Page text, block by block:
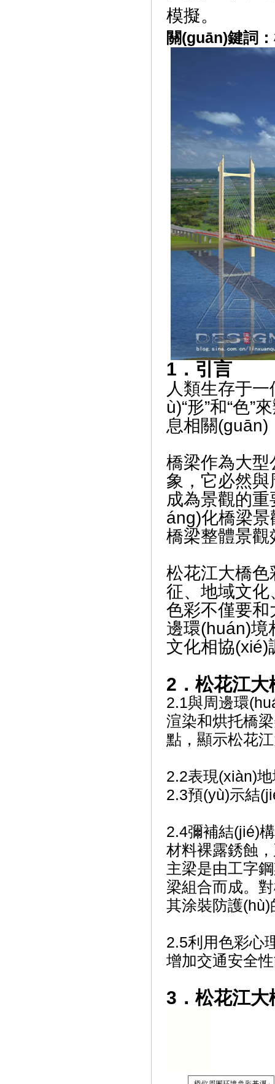
模擬。
關(guān)鍵詞：
1．引言
人類生存于一
ù)“形”和“色”
息相關
橋梁作為大
象，它必然
成為景觀的重
áng)化橋梁景
橋梁整體景觀
松花江大橋
征、地域
色彩不僅要和
邊環(huán)境
文化相協
2．松花江
2.1與周邊環
渲染和烘托橋
點，顯示松花
2.2表現(xiàn)地
2.3預(yù)示結
2.4彌補結(jié)構
材料裸露銹蝕
主梁是由工字
梁組合而成。
其涂裝防護(hù)
2.5利用色彩心理
增加交通安全
3．松花江